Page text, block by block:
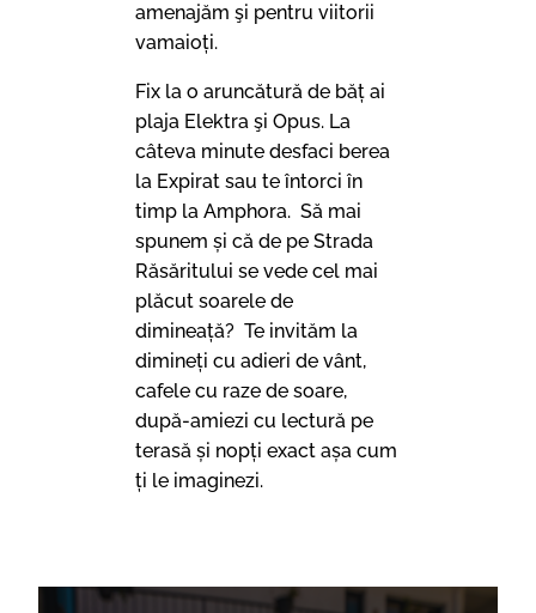
amenajăm şi pentru viitorii
vamaioți.
Fix la o aruncătură de băț ai
plaja Elektra şi Opus. La
câteva minute desfaci berea
la Expirat sau te întorci în
timp la Amphora. Să mai
spunem și că de pe Strada
Răsăritului se vede cel mai
plăcut soarele de
dimineață? Te invităm la
dimineți cu adieri de vânt,
cafele cu raze de soare,
după-amiezi cu lectură pe
terasă și nopți exact așa cum
ți le imaginezi.